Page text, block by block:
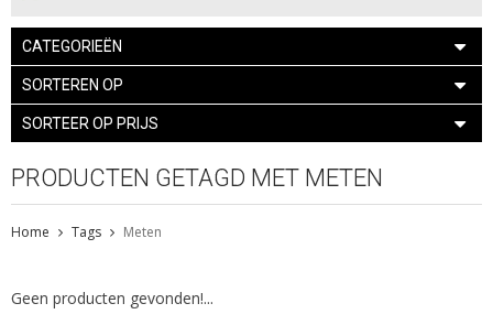
CATEGORIEËN
SORTEREN OP
SORTEER OP PRIJS
PRODUCTEN GETAGD MET METEN
Home Tags Meten
Geen producten gevonden!...